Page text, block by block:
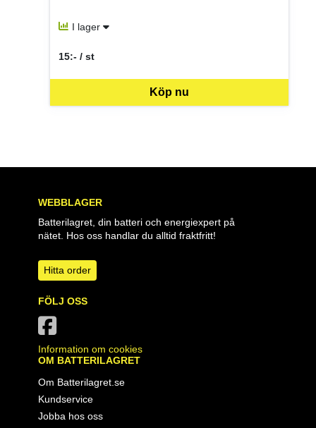
I lager
Köp nu
15:- / st
SEK per ST
WEBBLAGER
Batterilagret, din batteri och energiexpert på
nätet. Hos oss handlar du alltid fraktfritt!
Hitta order
FÖLJ OSS
Information om cookies
OM BATTERILAGRET
Om Batterilagret.se
Kundservice
Jobba hos oss